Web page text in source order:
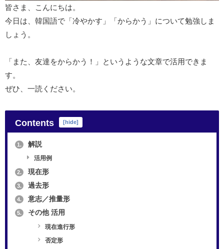
皆さま、こんにちは。
今日は、韓国語で「冷やかす」「からかう」について勉強しま
しょう。
「また、友達をからかう！」というような文章で活用できま
す。
ぜひ、一読ください。
Contents [hide]
1. 解説
活用例
2. 現在形
3. 過去形
4. 意志／推量形
5. その他 活用
現在進行形
否定形